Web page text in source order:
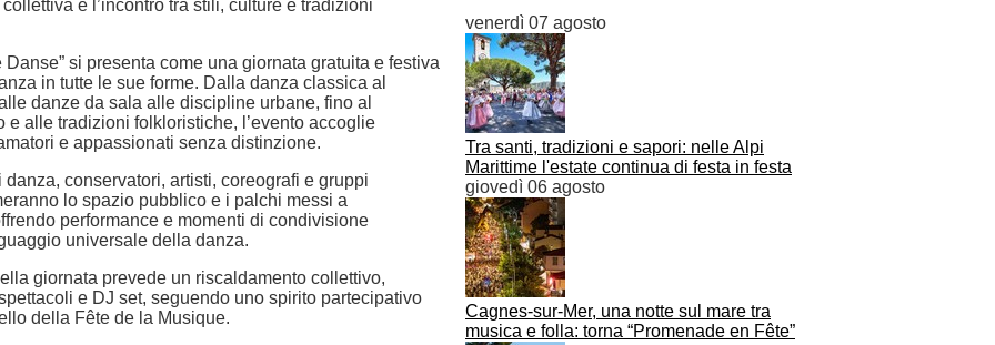
venerdì 07 agosto
Tra santi, tradizioni e sapori: nelle Alpi
Marittime l'estate continua di festa in festa
giovedì 06 agosto
Cagnes-sur-Mer, una notte sul mare tra
musica e folla: torna “Promenade en Fête”
e l’incontro tra stili, culture e tradizioni
Danse” si presenta come una giornata gratuita e festiva
in tutte le sue forme. Dalla danza classica al
danze da sala alle discipline urbane, fino al
e alle tradizioni folkloristiche, l’evento accoglie
e appassionati senza distinzione.
conservatori, artisti, coreografi e gruppi
lo spazio pubblico e i palchi messi a
performance e momenti di condivisione
universale della danza.
giornata prevede un riscaldamento collettivo,
e DJ set, seguendo uno spirito partecipativo
della Fête de la Musique.